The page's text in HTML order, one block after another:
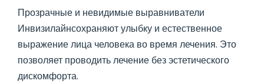
Прозрачные и невидимые выравниватели
Инвизилайнсохраняют улыбку и естественное
выражение лица человека во время лечения. Это
позволяет проводить лечение без эстетического
дискомфорта.